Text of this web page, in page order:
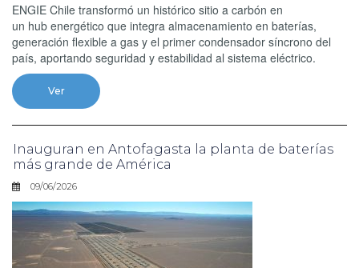
ENGIE Chile transformó un histórico sitio a carbón en
un hub energético que integra almacenamiento en baterías,
generación flexible a gas y el primer condensador síncrono del
país, aportando seguridad y estabilidad al sistema eléctrico.
Ver
Inauguran en Antofagasta la planta de baterías
más grande de América
09/06/2026